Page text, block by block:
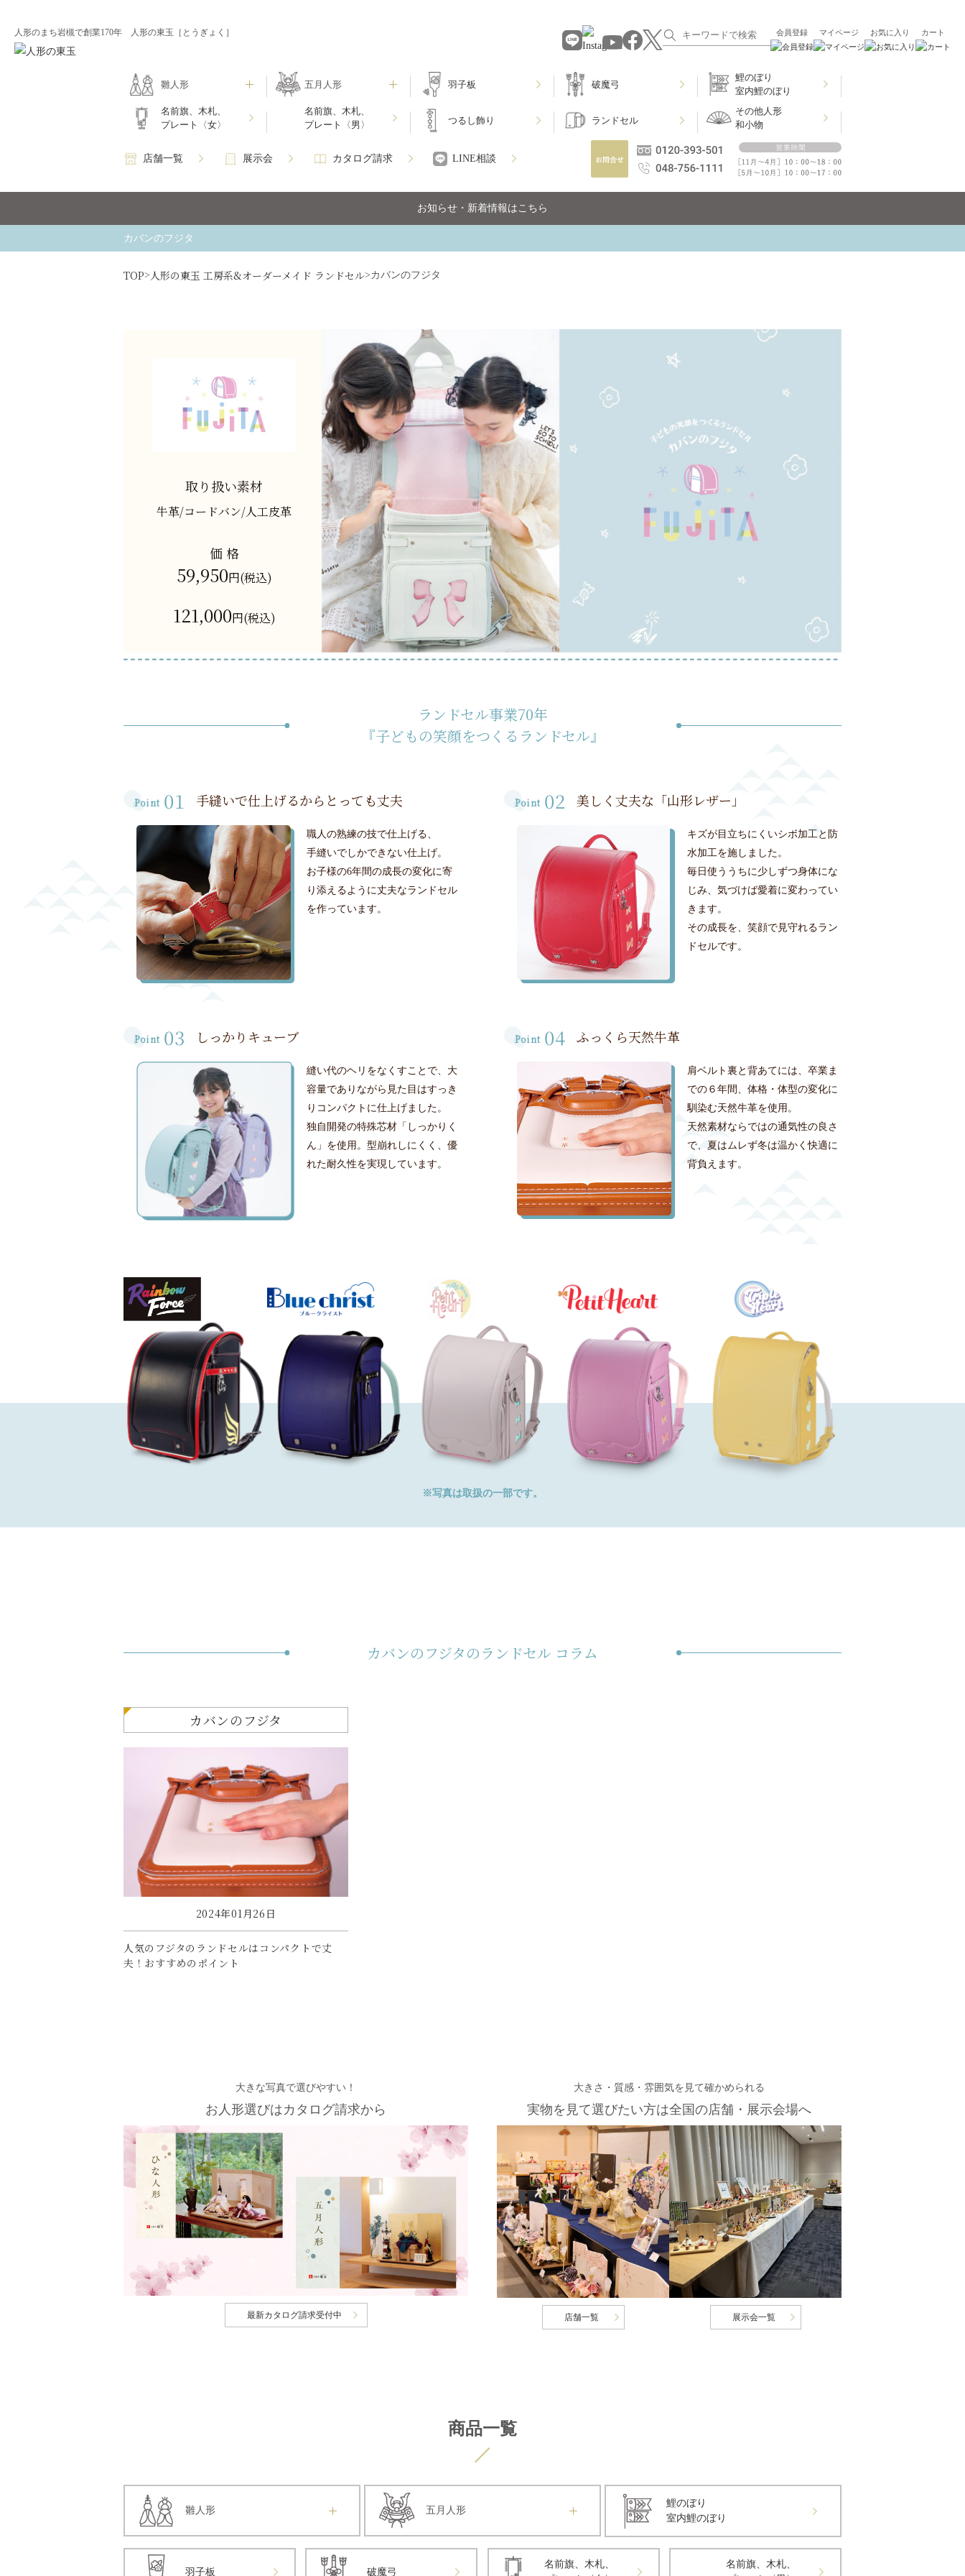
人形のまち岩槻で創業170年 人形の東玉［とうぎょく］ 会員登録 マイページ お気に入り カート
雛人形 五月人形 羽子板 破魔弓
鯉のぼり
室内鯉のぼり
名前旗、木札、
プレート〈女〉
名前旗、木札、
プレート〈男〉
つるし飾り ランドセル
その他人形
和小物
店舗一覧 展示会 カタログ請求 LINE相談
お知らせ・新着情報はこちら
カバンのフジタ
TOP>人形の東玉 工房系&オーダーメイド ランドセル>カバンのフジタ
取り扱い素材
牛革/コードバン/人工皮革
価 格
59,950円(税込)
121,000円(税込)
ランドセル事業70年
『子どもの笑顔をつくるランドセル』
Point 01 手縫いで仕上げるからとっても丈夫
職人の熟練の技で仕上げる、
手縫いでしかできない仕上げ。
お子様の6年間の成長の変化に寄
り添えるように丈夫なランドセル
を作っています。
Point 02 美しく丈夫な「山形レザー」
キズが目立ちにくいシボ加工と防
水加工を施しました。
毎日使ううちに少しずつ身体にな
じみ、気づけば愛着に変わってい
きます。
その成長を、笑顔で見守れるラン
ドセルです。
Point 03 しっかりキューブ
縫い代のヘリをなくすことで、大
容量でありながら見た目はすっき
りコンパクトに仕上げました。
独自開発の特殊芯材「しっかりく
ん」を使用。型崩れしにくく、優
れた耐久性を実現しています。
Point 04 ふっくら天然牛革
肩ベルト裏と背あてには、卒業ま
での６年間、体格・体型の変化に
馴染む天然牛革を使用。
天然素材ならではの通気性の良さ
で、夏はムレず冬は温かく快適に
背負えます。
※写真は取扱の一部です。
カバンのフジタのランドセル コラム
カバンのフジタ
2024年01月26日
人気のフジタのランドセルはコンパクトで丈
夫！おすすめのポイント
大きな写真で選びやすい！
お人形選びはカタログ請求から
最新カタログ請求受付中
大きさ・質感・雰囲気を見て確かめられる
実物を見て選びたい方は全国の店舗・展示会場へ
店舗一覧 展示会一覧
商品一覧
雛人形 五月人形
鯉のぼり
室内鯉のぼり
羽子板 破魔弓
名前旗、木札、
名前旗、木札、